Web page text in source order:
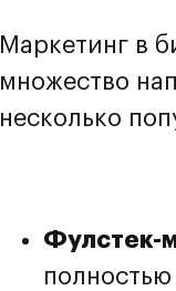
Маркетинг в
множество
несколько
Фулстек-